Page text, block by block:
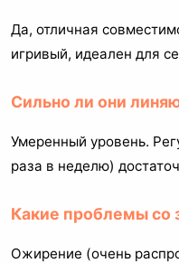
Да, отличная
игривый, идеален для
Сильно ли они
Умеренный уровень.
раза в неделю)
Какие проблемы со
Ожирение (очень